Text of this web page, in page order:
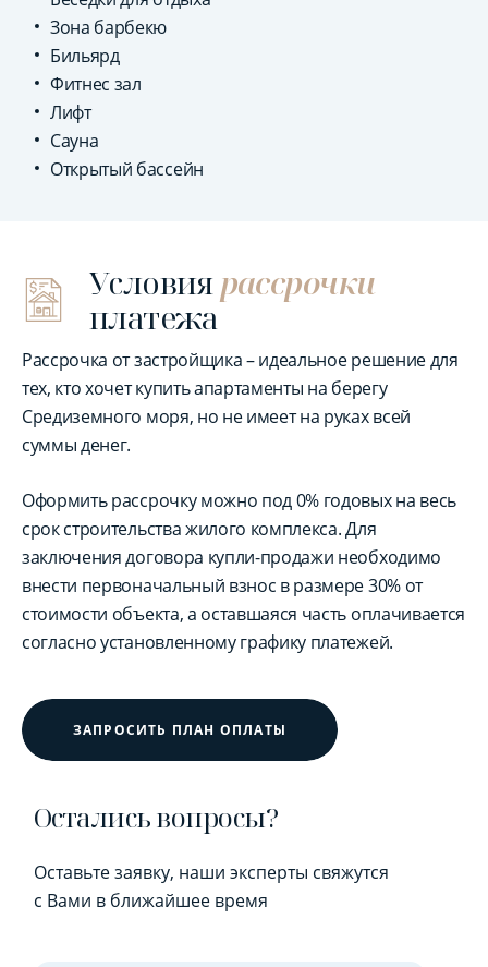
Зона барбекю
Бильярд
Фитнес зал
Лифт
Сауна
Открытый бассейн
Условиярассрочки
платежа
Рассрочка от застройщика – идеальное решение для
тех, кто хочет купить апартаменты на берегу
Средиземного моря, но не имеет на руках всей
суммы денег.
Оформить рассрочку можно под 0% годовых на весь
срок строительства жилого комплекса. Для
заключения договора купли-продажи необходимо
внести первоначальный взнос в размере 30% от
стоимости объекта, а оставшаяся часть оплачивается
согласно установленному графику платежей.
ЗАПРОСИТЬ ПЛАН ОПЛАТЫ
Остались вопросы?
Оставьте заявку, наши эксперты свяжутся
с Вами в ближайшее время